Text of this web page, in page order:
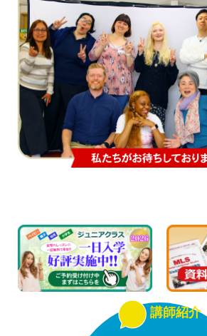
講師紹介